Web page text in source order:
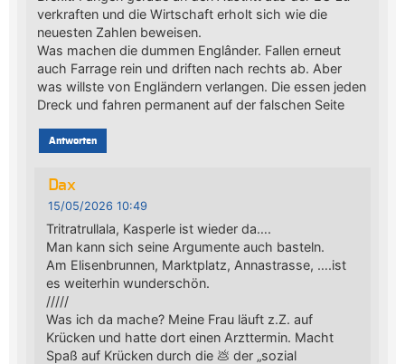
verkraften und die Wirtschaft erholt sich wie die
neuesten Zahlen beweisen.
Was machen die dummen Englânder. Fallen erneut
auch Farrage rein und driften nach rechts ab. Aber
was willste von Engländern verlangen. Die essen jeden
Dreck und fahren permanent auf der falschen Seite
Antworten
Dax
15/05/2026 10:49
Tritratrullala, Kasperle ist wieder da….
Man kann sich seine Argumente auch basteln.
Am Elisenbrunnen, Marktplatz, Annastrasse, ….ist
es weiterhin wunderschön.
/////
Was ich da mache? Meine Frau läuft z.Z. auf
Krücken und hatte dort einen Arzttermin. Macht
Spaß auf Krücken durch die 💩 der „sozial